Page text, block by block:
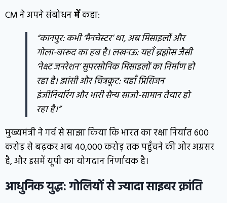
CM ने अपने संबोधनमेंकहा:
“कानपुर: कभी ‘मैनचेस्टर’ था, अब मिसाइलों और
गोला-बारूद का हब है। लखनऊ: यहाँ ब्रह्मोस जैसी
‘नेक्स्ट जनरेशन’ सुपरसोनिक मिसाइलों का निर्माण हो
रहा है। झांसी और चित्रकूट: यहाँ प्रिसिजन
इंजीनियरिंग और भारी सैन्य साजो-सामान तैयार हो
रहा है।”
मुख्यमंत्री ने गर्व से साझा किया कि भारत का रक्षा निर्यात ₹600
करोड़ से बढ़कर अब ₹40,000 करोड़ तक पहुँचने की ओर अग्रसर
है, और इसमें यूपी का योगदान निर्णायक है।
आधुनिक युद्ध: गोलियों से ज्यादा साइबर क्रांति